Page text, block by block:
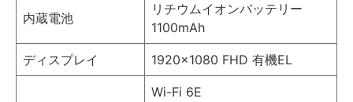
内蔵電池
リチウムイオンバッテリー
1100mAh
ディスプレイ 1920×1080 FHD 有機EL
Wi-Fi 6E